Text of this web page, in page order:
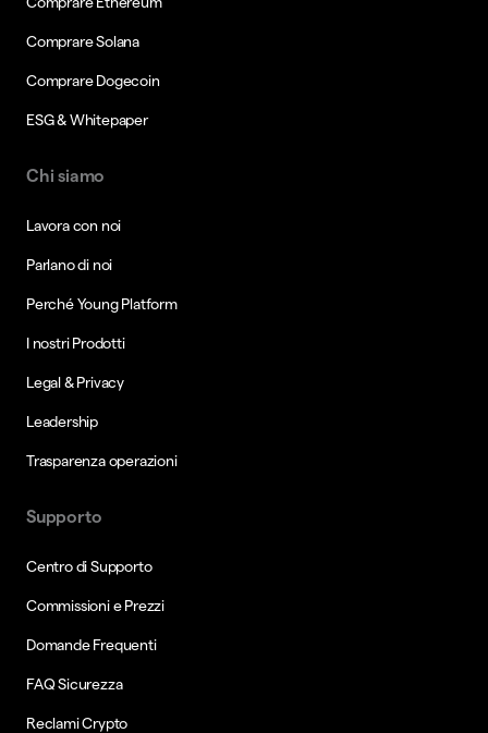
Comprare Solana
Comprare Dogecoin
ESG & Whitepaper
Chi siamo
Lavora con noi
Parlano di noi
Perché Young Platform
I nostri Prodotti
Legal & Privacy
Leadership
Trasparenza operazioni
Supporto
Centro di Supporto
Commissioni e Prezzi
Domande Frequenti
FAQ Sicurezza
Reclami Crypto